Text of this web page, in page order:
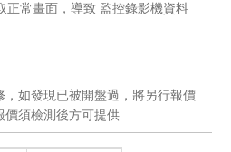
正常畫面，導致 監控錄影機資料
，如發現已被開盤過，將另行報價
價須檢測後方可提供